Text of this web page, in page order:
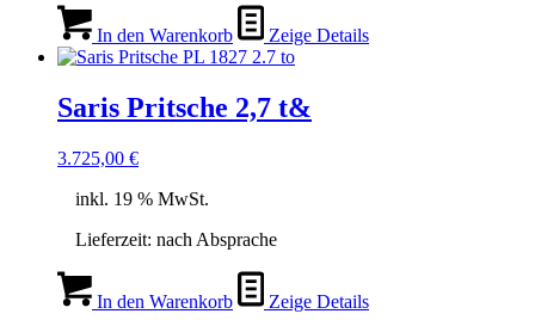
In den Warenkorb Zeige Details
Saris Pritsche 2,7 t&
3.725,00 €
inkl. 19 % MwSt.
Lieferzeit: nach Absprache
In den Warenkorb Zeige Details